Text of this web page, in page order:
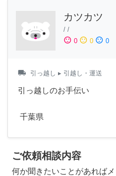
カツカツ
/ /
sentiment_satisfied 0 sentiment_neutral 0 sentiment_dissatisfied 0
local_shipping 引っ越し ▸ 引越し・運送
引っ越しのお手伝い
千葉県
ご依頼相談内容
何か聞きたいことがあれば